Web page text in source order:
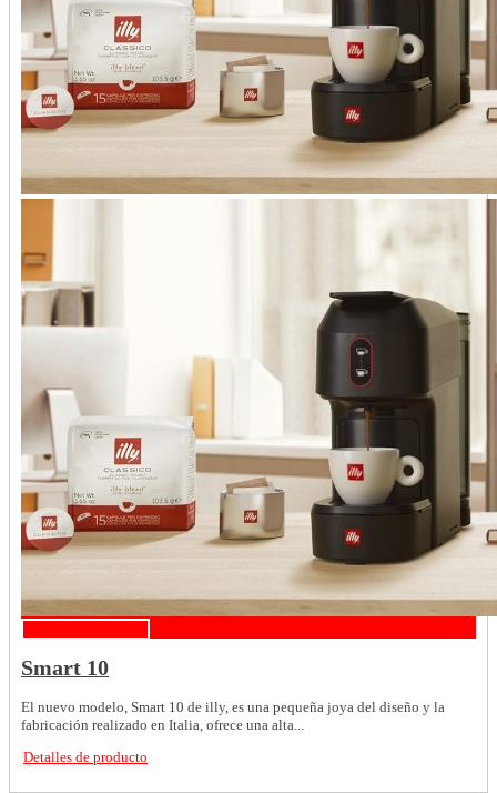
Smart 10
El nuevo modelo, Smart 10 de illy, es una pequeña joya del diseño y la
fabricación realizado en Italia, ofrece una alta...
Detalles de producto